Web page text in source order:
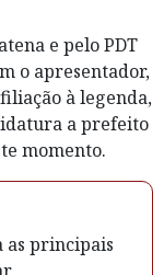
e pelo PDT
o apresentador,
à legenda,
a prefeito
momento.
as principais